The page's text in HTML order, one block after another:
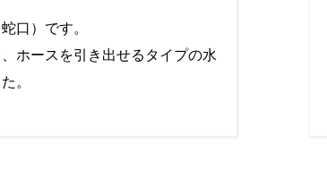
口）です。
ホースを引き出せるタイプの水
。